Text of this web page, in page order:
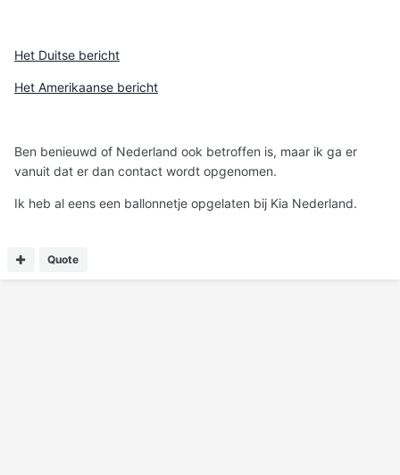
Het Duitse bericht
Het Amerikaanse bericht
Ben benieuwd of Nederland ook betroffen is, maar ik ga er
vanuit dat er dan contact wordt opgenomen.
Ik heb al eens een ballonnetje opgelaten bij Kia Nederland.
Quote